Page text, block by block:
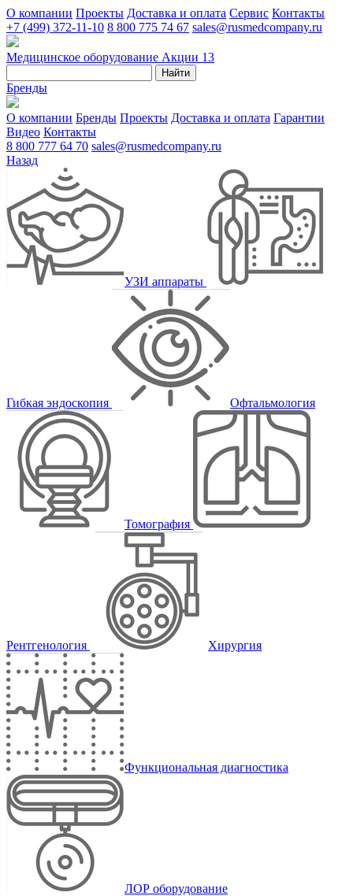
О компании Проекты Доставка и оплата Сервис Контакты
+7 (499) 372-11-10 8 800 775 74 67 sales@rusmedcompany.ru
Медицинское оборудование Акции 13
Найти
Бренды
О компании Бренды Проекты Доставка и оплата Гарантии
Видео Контакты
8 800 777 64 70 sales@rusmedcompany.ru
Назад
УЗИ аппараты
Гибкая эндоскопия Офтальмология
Томография
Рентгенология Хирургия
Функциональная диагностика
ЛОР оборудование